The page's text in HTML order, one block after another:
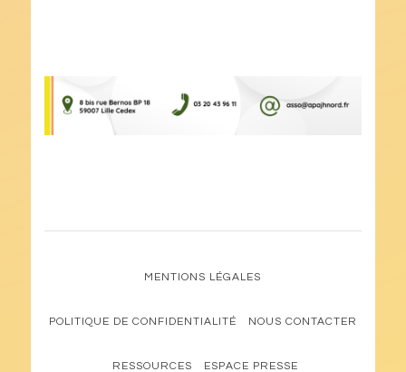
MENTIONS LÉGALES
POLITIQUE DE CONFIDENTIALITÉ NOUS CONTACTER
RESSOURCES ESPACE PRESSE